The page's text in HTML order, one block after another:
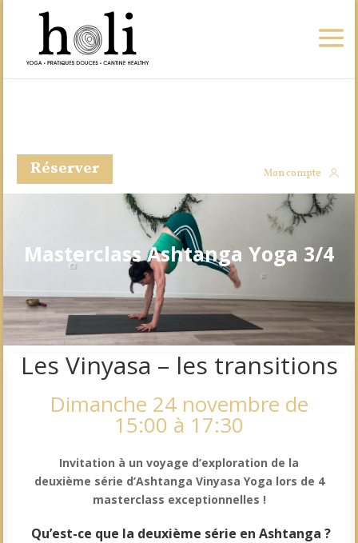
Réserver Mon compte
Masterclass Ashtanga Yoga 3/4
Les Vinyasa – les transitions
Dimanche 24 novembre de
15:00 à 17:30
Invitation à un voyage d’exploration de la
deuxième série d’Ashtanga Vinyasa Yoga lors de 4
masterclass exceptionnelles !
Qu’est-ce que la deuxième série en Ashtanga ?